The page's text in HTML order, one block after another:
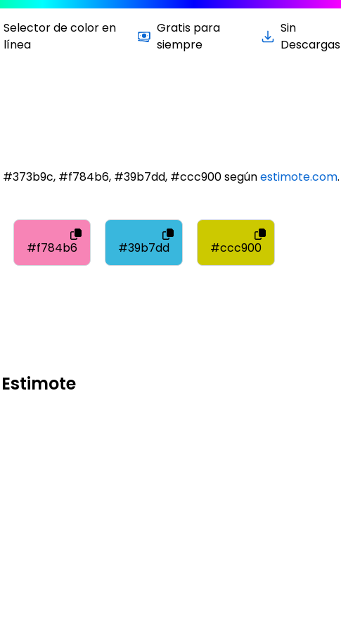
Selector de color en
línea
Gratis para
siempre
Sin
Descargas
#f784b6, #39b7dd, #ccc900 segúnestimote.com.
#f784b6 #39b7dd #ccc900